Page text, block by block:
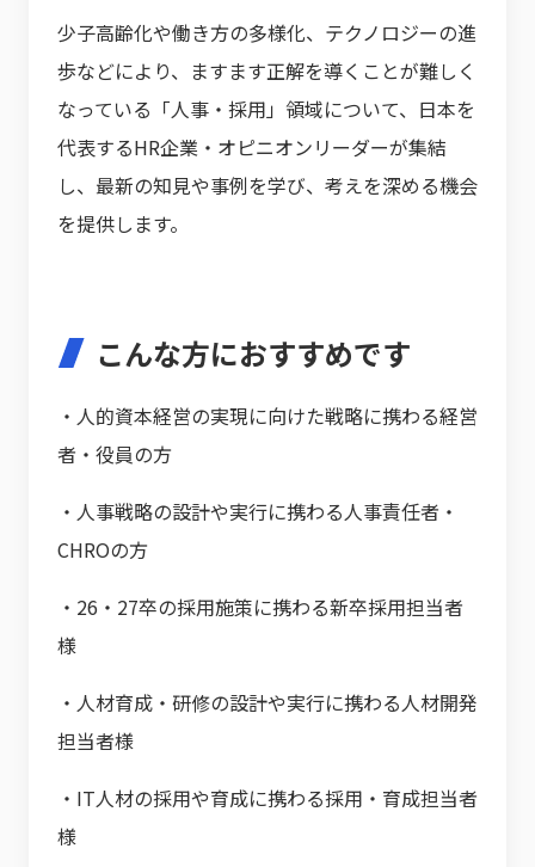
少子高齢化や働き方の多様化、テクノロジーの進
歩などにより、ますます正解を導くことが難しく
なっている「人事・採用」領域について、日本を
代表するHR企業・オピニオンリーダーが集結
し、最新の知見や事例を学び、考えを深める機会
を提供します。
こんな方におすすめです
・人的資本経営の実現に向けた戦略に携わる経営
者・役員の方
・人事戦略の設計や実行に携わる人事責任者・
CHROの方
・26・27卒の採用施策に携わる新卒採用担当者
様
・人材育成・研修の設計や実行に携わる人材開発
担当者様
・IT人材の採用や育成に携わる採用・育成担当者
様